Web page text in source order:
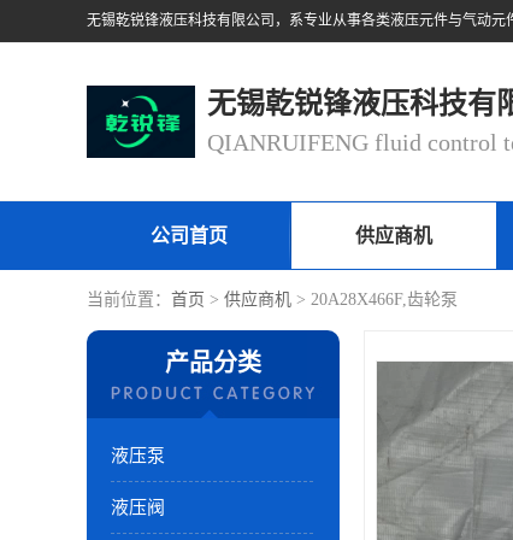
无锡乾锐锋液压科技有
公司首页 供应商机
当前位置： 首页 > 供应商机 > 20A28X466F,齿轮泵
产品分类
液压泵
液压阀